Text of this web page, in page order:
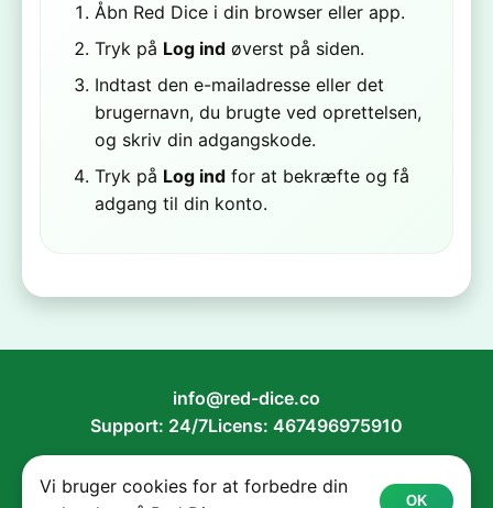
Åbn Red Dice i din browser eller app.
Tryk på Log indøverst på siden.
Indtast den e-mailadresse eller det
brugernavn, du brugte ved oprettelsen,
og skriv din adgangskode.
Tryk på Log indfor at bekræfte og få
adgang til din konto.
info@red-dice.co
Support: 24/7Licens: 467496975910
Vi bruger cookies for at forbedre din
OK